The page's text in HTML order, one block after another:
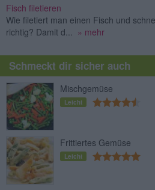
Fisch filetieren
Wie filetiert man einen Fisch und
richtig? Damit d... » mehr
Schmeckt dir sicher auch
Mischgemüse
Leicht
Frittiertes Gemüse
Leicht